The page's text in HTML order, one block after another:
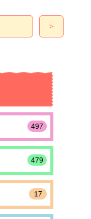
＞
497
479
17